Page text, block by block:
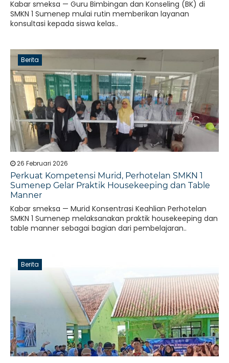
Kabar smeksa — Guru Bimbingan dan Konseling (BK) di
SMKN 1 Sumenep mulai rutin memberikan layanan
konsultasi kepada siswa kelas..
Berita
26 Februari 2026
Perkuat Kompetensi Murid, Perhotelan SMKN 1
Sumenep Gelar Praktik Housekeeping dan Table
Manner
Kabar smeksa — Murid Konsentrasi Keahlian Perhotelan
SMKN 1 Sumenep melaksanakan praktik housekeeping dan
table manner sebagai bagian dari pembelajaran..
Berita